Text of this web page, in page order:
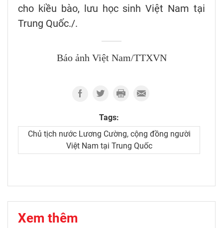
cho kiều bào, lưu học sinh Việt Nam tại
Trung Quốc./.
Báo ảnh Việt Nam/TTXVN
Tags:
Chủ tịch nước Lương Cường, cộng đồng người
Việt Nam tại Trung Quốc
Xem thêm